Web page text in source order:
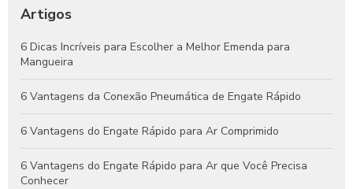
Eficientes e Confiáveis
Engates Pneumáticos: Vantagens, Aplicações e Dicas para
Escolher o Melhor Modelo
Guia Completo de Engates Pneumáticos: Benefícios, Usos e
Dicas de Manutenção
Artigos
6 Dicas Incríveis para Escolher a Melhor Emenda para
Mangueira
6 Vantagens da Conexão Pneumática de Engate Rápido
6 Vantagens do Engate Rápido para Ar Comprimido
6 Vantagens do Engate Rápido para Ar que Você Precisa
Conhecer